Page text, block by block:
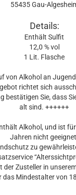
55435 Gau-
Details:
Enthält Sulfit
12,0 % vol
1 Lit. Flasche
von Alkohol an
richtet sich
bestätigen Sie, dass
alt sind. ++++++
Alkohol, und ist
Jahren nicht
zu
der Zusteller in
das Mindestalter von